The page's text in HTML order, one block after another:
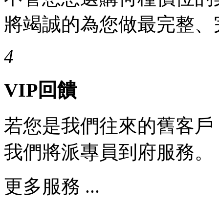
將竭誠的為您做最完整
4
VIP回饋
若您是我們往來的舊客
我們將派專員到府服務。
更多服務 ...